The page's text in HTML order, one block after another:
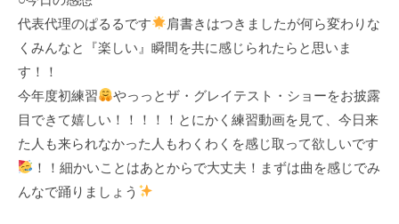
代表代理のぱるるです
肩書きはつきましたが何ら変わりな
くみんなと『楽しい』瞬間を共に感じられたらと思いま
す！！
今年度初練習
やっっとザ・グレイテスト・ショーをお披露
目できて嬉しい！！！！！とにかく練習動画を見て、今日来
た人も来られなかった人もわくわくを感じ取って欲しいです
！！細かいことはあとからで大丈夫！まずは曲を感じでみ
んなで踊りましょう